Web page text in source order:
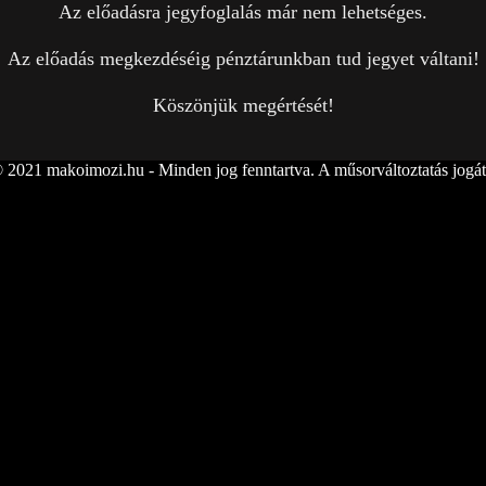
Az előadásra jegyfoglalás már nem lehetséges.
Az előadás megkezdéséig pénztárunkban tud jegyet váltani!
Köszönjük megértését!
makoimozi.hu - Minden jog fenntartva. A műsorváltoztatás